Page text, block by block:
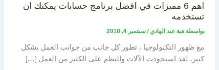
اهم 6 مميزات في افضل برنامج حسابات يمكنك ان
تستخدمه
بواسطة هبة عبد الهادي/ سبتمبر 4, 2018
مع ظهور التكنولوجيا ، تطور كل جانب من جوانب العمل بشكل
كبير. لقد استحوذت الآلات والنظم على الكثير من العمل […]